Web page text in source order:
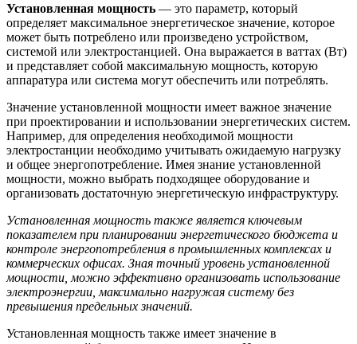
Установленная мощность — это параметр, который
определяет максимальное энергетическое значение, которое
может быть потреблено или произведено устройством,
системой или электростанцией. Она выражается в ваттах (Вт)
и представляет собой максимальную мощность, которую
аппаратура или система могут обеспечить или потреблять.
Значение установленной мощности имеет важное значение
при проектировании и использовании энергетических систем.
Например, для определения необходимой мощности
электростанции необходимо учитывать ожидаемую нагрузку
и общее энергопотребление. Имея знание установленной
мощности, можно выбрать подходящее оборудование и
организовать достаточную энергетическую инфраструктуру.
Установленная мощность также является ключевым
показателем при планировании энергетического бюджета и
контроле энергопотребления в промышленных комплексах и
коммерческих офисах. Зная точный уровень установленной
мощности, можно эффективно организовать использование
электроэнергии, максимально нагружая систему без
превышения предельных значений.
Установленная мощность также имеет значение в